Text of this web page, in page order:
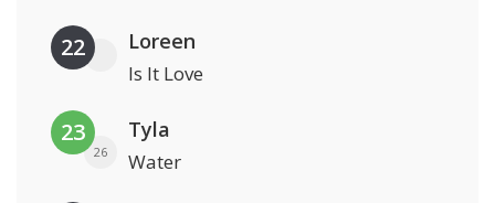
22 Loreen
Is It Love
23
26
Tyla
Water